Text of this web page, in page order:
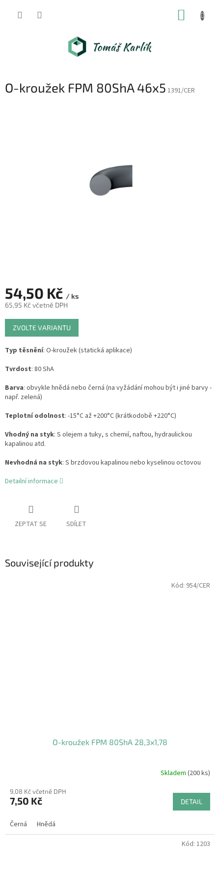
O-kroužek FPM 80ShA 46x5 1391/CER
54,50 Kč / ks
65,95 Kč včetně DPH
Měrná
cena:
ZVOLTE VARIANTU
Typ těsnění: O-kroužek (statická aplikace)
Tvrdost: 80 ShA
Barva: obvykle hnědá nebo černá (na vyžádání mohou být i jiné barvy -
např. zelená)
Teplotní odolnost: -15°C až +200°C (krátkodobě +220°C)
Vhodný na styk: S olejem a tuky, s chemií, naftou, hydraulickou
kapalinou atd.
Nevhodná na styk: S brzdovou kapalinou nebo kyselinou octovou
Detailní informace
ZEPTAT SE SDÍLET
Související produkty
O-kroužek FPM 80ShA 28,3x1,78
Skladem (200 ks)
9,08 Kč včetně DPH
7,50 Kč DETAIL
Černá Hnědá
Kód: 954/CER
Kód: 1203